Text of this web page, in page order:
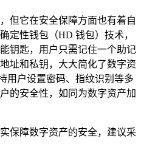
但它在安全保障方面也有着自
定性钱包（HD 钱包）技术，
钥匙，用户只需记住一个助记
址和私钥，大大简化了数字资
用户设置密码、指纹识别等多
的安全性，如同为数字资产加
保障数字资产的安全，建议采